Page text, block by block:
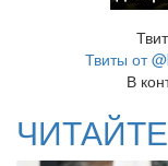
Твиты от
В